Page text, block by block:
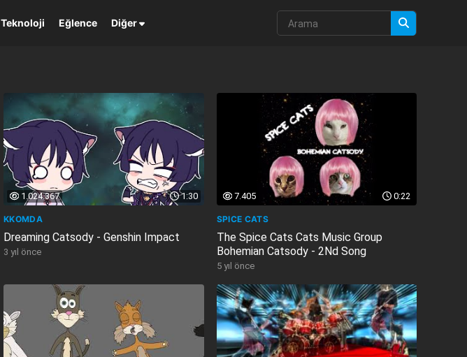
Teknoloji Eğlence Diğer
1:30
1.024.367
KKOMDA
Dreaming Catsody - Genshin Impact
3 yıl önce
0:22
7.405
SPICE CATS
The Spice Cats Cats Music Group
Bohemian Catsody - 2Nd Song
5 yıl önce